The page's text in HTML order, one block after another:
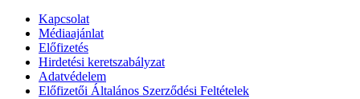
Kapcsolat
Médiaajánlat
Előfizetés
Hirdetési keretszabályzat
Adatvédelem
Előfizetői Általános Szerződési Feltételek